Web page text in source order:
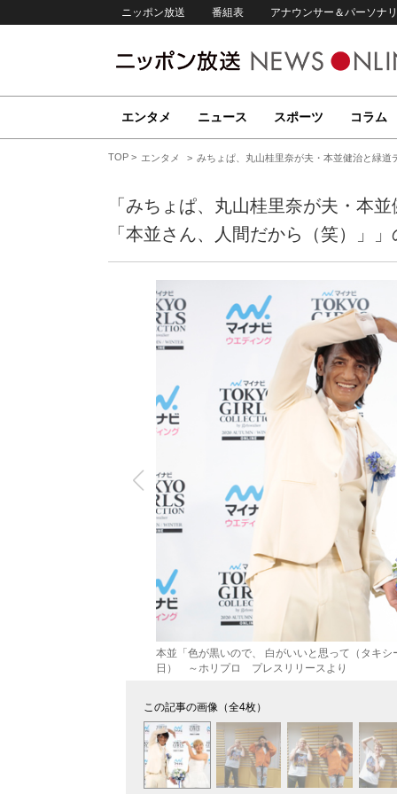
ニッポン放送 番組表 アナウンサー＆パーソナ
エンタメ ニュース スポーツ コラム
TOP エンタメ みちょぱ、丸山桂里奈が夫・本並健治と緑
「みちょぱ、丸山桂里奈が夫・本
「本並さん、人間だから（笑）」
本並「色が黒いので、 白がいいと思って（タキ
日） ～ホリプロ プレスリリースより
この記事の画像（全4枚）